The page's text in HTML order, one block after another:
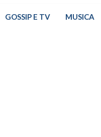
GOSSIP E TV MUSICA